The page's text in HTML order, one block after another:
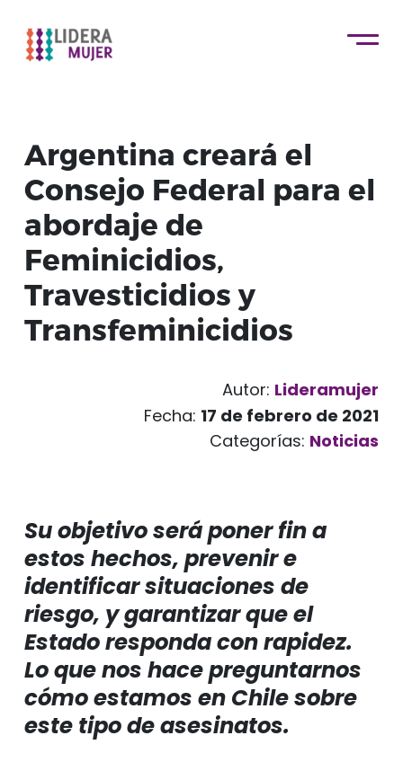
Argentina creará el
Consejo Federal para el
abordaje de
Feminicidios,
Travesticidios y
Transfeminicidios
Autor: Lideramujer
Fecha: 17 de febrero de 2021
Categorías: Noticias
Su objetivo será poner fin a
estos hechos, prevenir e
identificar situaciones de
riesgo, y garantizar que el
Estado responda con rapidez.
Lo que nos hace preguntarnos
cómo estamos en Chile sobre
este tipo de asesinatos.